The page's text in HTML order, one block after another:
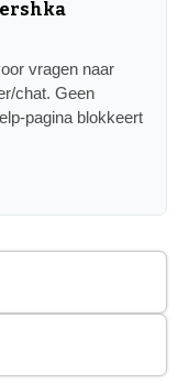
vragen naar
chat. Geen
pagina blokkeert